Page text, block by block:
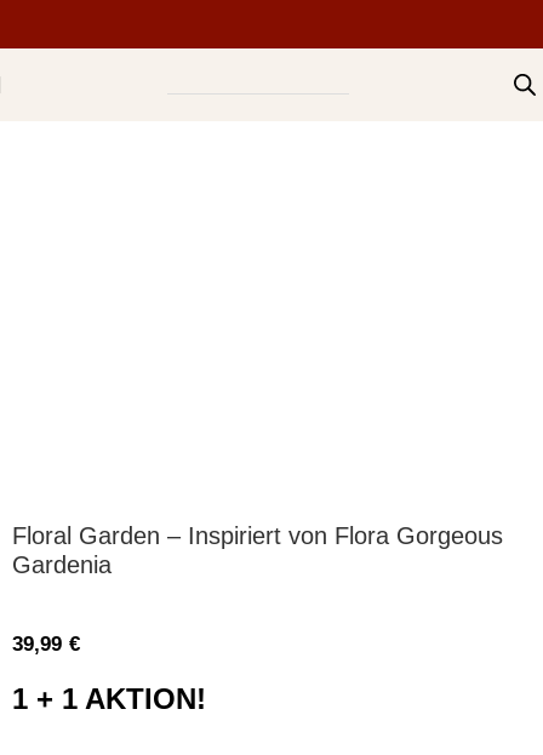
Floral Garden – Inspiriert von Flora Gorgeous
Gardenia
39,99 €
1 + 1 AKTION!